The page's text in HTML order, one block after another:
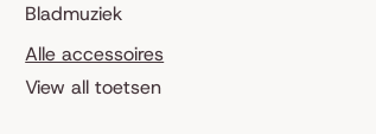
Bladmuziek
Alle accessoires
View all toetsen